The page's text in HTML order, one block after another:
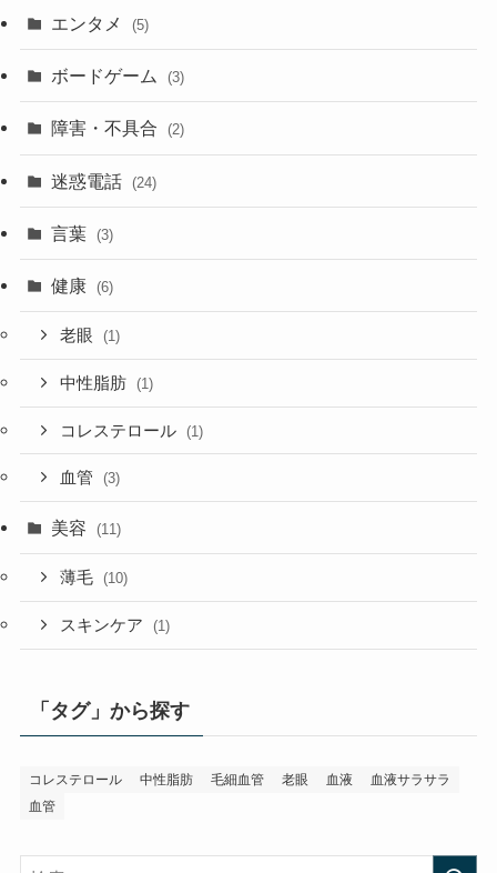
エンタメ (5)
ボードゲーム (3)
障害・不具合 (2)
迷惑電話 (24)
言葉 (3)
健康 (6)
老眼 (1)
中性脂肪 (1)
コレステロール (1)
血管 (3)
美容 (11)
薄毛 (10)
スキンケア (1)
「タグ」から探す
コレステロール 中性脂肪 毛細血管 老眼 血液
血液サラサラ
血管